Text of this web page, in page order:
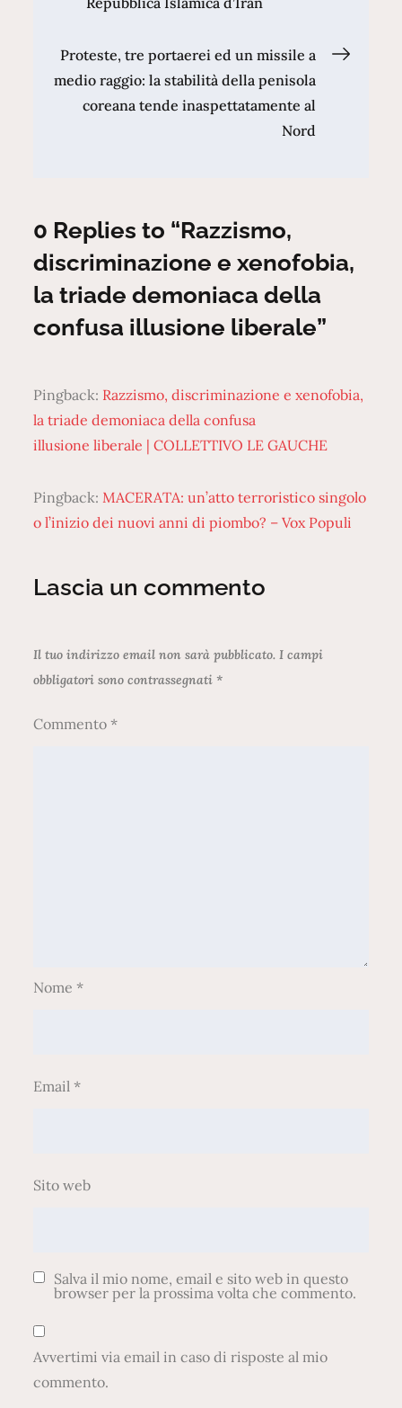
Proteste, tre portaerei ed un missile a
medio raggio: la stabilità della penisola
coreana tende inaspettatamente al
Nord
0 Replies to “Razzismo,
discriminazione e xenofobia,
la triade demoniaca della
confusa illusione liberale”
Pingback: Razzismo, discriminazione e xenofobia,
la triade demoniaca della confusa
illusione liberale | COLLETTIVO LE GAUCHE
Pingback:MACERATA: un’atto terroristico singolo
o l’inizio dei nuovi anni di piombo? – Vox Populi
Lascia un commento
Il tuo indirizzo email non sarà pubblicato. I campi
obbligatori sono contrassegnati *
Commento*
Nome*
Email*
Sito web
Salva il mio nome, email e sito web in questo
browser per la prossima volta che commento.
Avvertimi via email in caso di risposte al mio
commento.